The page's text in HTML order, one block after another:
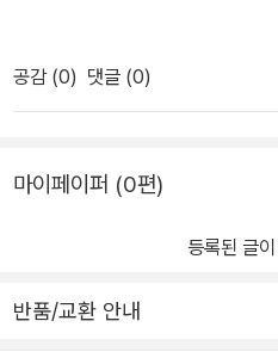
전달하고, 우리 시조의 멋을 느낄
단시조로만 지은 동시조를 모아서
꾸는날, 웃음꽃이 피었습니다 우리
었습니다. 와 지금도 소풍가는 날만 손꼽아 기다리며 비만 오지 말라
있습니다. 받아쓰기 보는 날 열심히
록 옛시절을 다시 떠 올려 보는 기회도 가져 보고
맞어 무언의 미소가 번지는 마법같
공감 (0) 댓글 (0)
마이페이퍼 (0편)
등록된 글
반품/교환 안내